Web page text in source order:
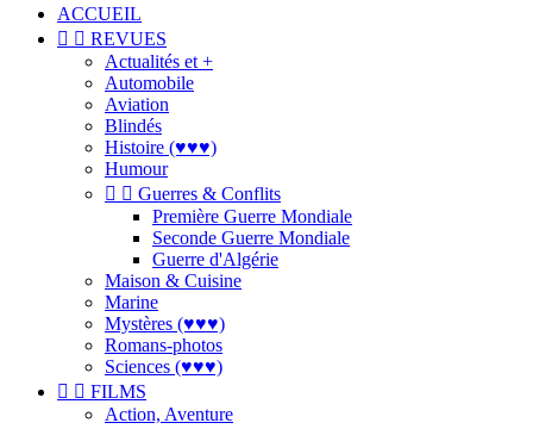
ACCUEIL
  REVUES
Actualités et +
Automobile
Aviation
Blindés
Histoire (♥♥♥)
Humour
  Guerres & Conflits
Première Guerre Mondiale
Seconde Guerre Mondiale
Guerre d'Algérie
Maison & Cuisine
Marine
Mystères (♥♥♥)
Romans-photos
Sciences (♥♥♥)
  FILMS
Action, Aventure